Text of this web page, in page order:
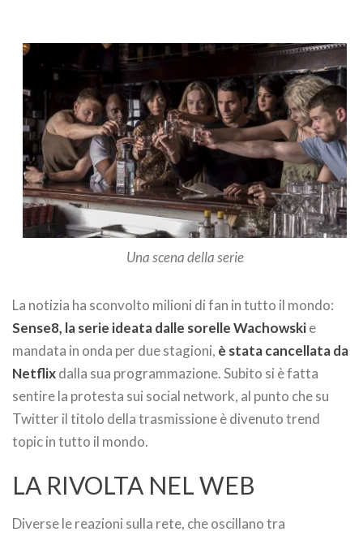
Una scena della serie
La notizia ha sconvolto milioni di fan in tutto il mondo:
Sense8, la serie ideata dalle sorelle Wachowskie
mandata in onda per due stagioni, è stata cancellata da
Netflixdalla sua programmazione. Subito si è fatta
sentire la protesta sui social network, al punto che su
Twitter il titolo della trasmissione è divenuto trend
topic in tutto il mondo.
LA RIVOLTA NEL WEB
Diverse le reazioni sulla rete, che oscillano tra